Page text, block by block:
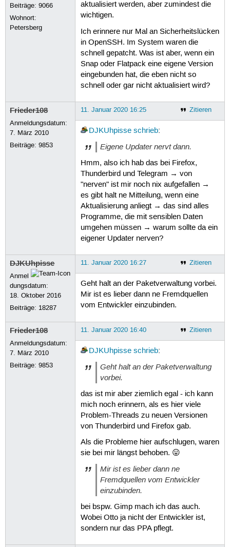
Beiträge:9066
Wohnort:
Petersberg
aktualisiert werden, aber zumindest die
wichtigen.
Ich erinnere nur Mal an Sicherheitslücken
in OpenSSH. Im System waren die
schnell gepatcht. Was ist aber, wenn ein
Snap oder Flatpack eine eigene Version
eingebunden hat, die eben nicht so
schnell oder gar nicht aktualisiert wird?
Frieder108
Anmeldungsdatum:
7. März 2010
Beiträge:9853
Zitieren
11. Januar 2020 16:25
DJKUhpisse schrieb:
Eigene Updater nervt dann.
Hmm, also ich hab das bei Firefox,
Thunderbird und Telegram → von
"nerven" ist mir noch nix aufgefallen →
es gibt halt ne Mitteilung, wenn eine
Aktualisierung anliegt → das sind alles
Programme, die mit sensiblen Daten
umgehen müssen → warum sollte da ein
eigener Updater nerven?
DJKUhpisse
Anmel
dungsdatum:
18. Oktober 2016
Beiträge: 18287
Zitieren
11. Januar 2020 16:27
Geht halt an der Paketverwaltung vorbei.
Mir ist es lieber dann ne Fremdquellen
vom Entwickler einzubinden.
Frieder108
Anmeldungsdatum:
7. März 2010
Beiträge:9853
Zitieren
11. Januar 2020 16:40
DJKUhpisse schrieb:
Geht halt an der Paketverwaltung
vorbei.
das ist mir aber ziemlich egal - ich kann
mich noch erinnern, als es hier viele
Problem-Threads zu neuen Versionen
von Thunderbird und Firefox gab.
Als die Probleme hier aufschlugen, waren
sie bei mir längst behoben. 😛
Mir ist es lieber dann ne
Fremdquellen vom Entwickler
einzubinden.
bei bspw. Gimp mach ich das auch.
Wobei Otto ja nicht der Entwickler ist,
sondern nur das PPA pflegt.